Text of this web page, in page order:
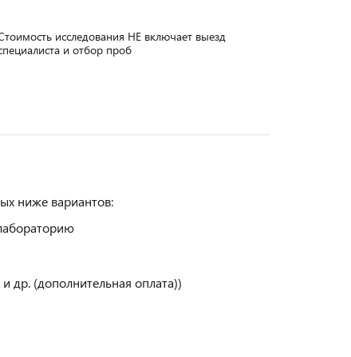
исследования НЕ включает выезд
и отбор проб
ниже вариантов:
др. (дополнительная оплата))